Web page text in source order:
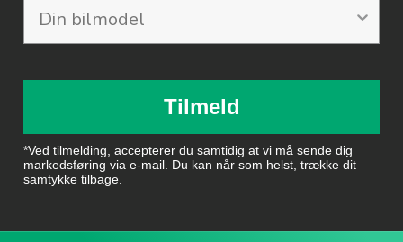
Tilmeld
*Ved tilmelding, accepterer du samtidig at vi må sende dig
markedsføring via e-mail. Du kan når som helst, trække dit
samtykke tilbage.